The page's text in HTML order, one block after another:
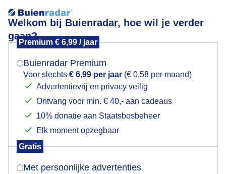
Welkom bij Buienradar, hoe wil je verder
gaan?
Premium € 6,99 / jaar
Buienradar Premium
Voor slechts € 6,99 per jaar (€ 0,58 per maand)
Advertentievrij en privacy veilig
Ontvang voor min. € 40,- aan cadeaus
10% donatie aan Staatsbosbeheer
Elk moment opzegbaar
Gratis
Met persoonlijke advertenties
lepelaar en prachtige kleuren aan de noorderham in
Krommenie
Mogen we je locatie gebruiken voor het
Indien je hier nog geen akkoord op hebt gegeven,
verschijnt er zo een pop-up uit je browser waarin
Is goed, toon de popup